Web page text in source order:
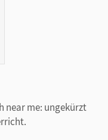
near me: ungekürzt